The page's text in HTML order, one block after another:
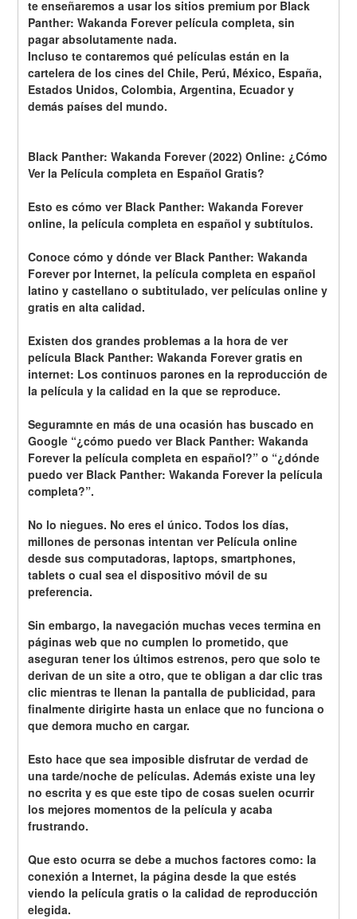
te enseñaremos a usar los sitios premium por Black
Panther: Wakanda Forever película completa, sin
pagar absolutamente nada.
Incluso te contaremos qué películas están en la
cartelera de los cines del Chile, Perú, México, España,
Estados Unidos, Colombia, Argentina, Ecuador y
demás países del mundo.
Black Panther: Wakanda Forever (2022) Online: ¿Cómo
Ver la Película completa en Español Gratis?
Esto es cómo ver Black Panther: Wakanda Forever
online, la película completa en español y subtítulos.
Conoce cómo y dónde ver Black Panther: Wakanda
Forever por Internet, la película completa en español
latino y castellano o subtitulado, ver películas online y
gratis en alta calidad.
Existen dos grandes problemas a la hora de ver
película Black Panther: Wakanda Forever gratis en
internet: Los continuos parones en la reproducción de
la película y la calidad en la que se reproduce.
Seguramnte en más de una ocasión has buscado en
Google “¿cómo puedo ver Black Panther: Wakanda
Forever la película completa en español?” o “¿dónde
puedo ver Black Panther: Wakanda Forever la película
completa?”.
No lo niegues. No eres el único. Todos los días,
millones de personas intentan ver Película online
desde sus computadoras, laptops, smartphones,
tablets o cual sea el dispositivo móvil de su
preferencia.
Sin embargo, la navegación muchas veces termina en
páginas web que no cumplen lo prometido, que
aseguran tener los últimos estrenos, pero que solo te
derivan de un site a otro, que te obligan a dar clic tras
clic mientras te llenan la pantalla de publicidad, para
finalmente dirigirte hasta un enlace que no funciona o
que demora mucho en cargar.
Esto hace que sea imposible disfrutar de verdad de
una tarde/noche de películas. Además existe una ley
no escrita y es que este tipo de cosas suelen ocurrir
los mejores momentos de la película y acaba
frustrando.
Que esto ocurra se debe a muchos factores como: la
conexión a Internet, la página desde la que estés
viendo la película gratis o la calidad de reproducción
elegida.